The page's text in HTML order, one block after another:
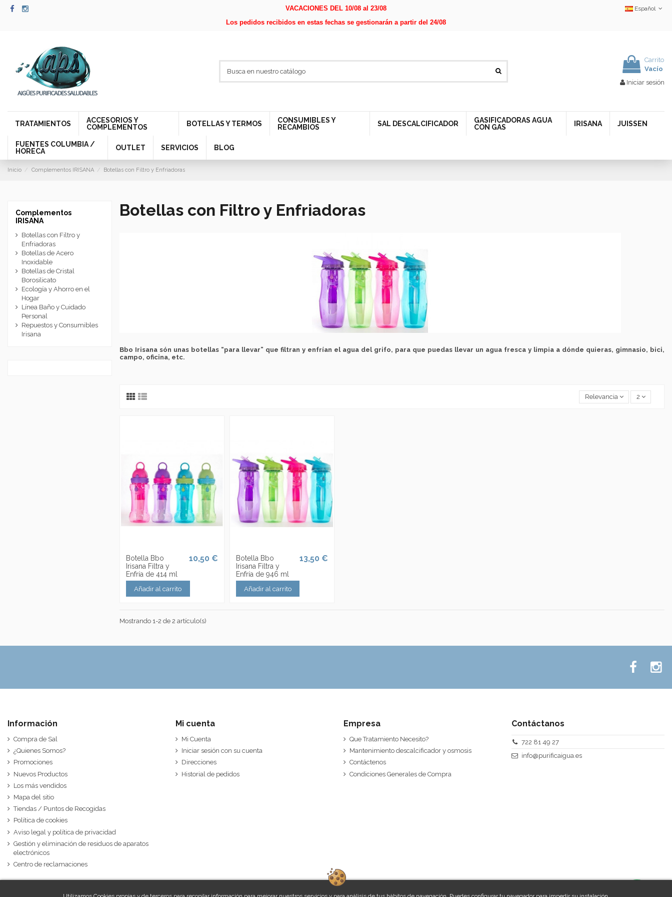
VACACIONES DEL 10/08 al 23/08
Los pedidos recibidos en estas fechas se gestionarán a partir del 24/08
Español
Carrito
Vacío
Iniciar sesión
TRATAMIENTOS
ACCESORIOS Y
COMPLEMENTOS
BOTELLAS Y TERMOS
CONSUMIBLES Y
RECAMBIOS
SAL DESCALCIFICADOR
GASIFICADORAS AGUA
CON GAS
IRISANA JUISSEN
FUENTES COLUMBIA /
HORECA
OUTLET SERVICIOS BLOG
Inicio Complementos IRISANA Botellas con Filtro y Enfriadoras
Botellas con Filtro y Enfriadoras
Bbo Irisana són unas botellas “para llevar” que filtran y enfrían el agua del grifo, para que puedas llevar un agua fresca y limpia a dónde quieras, gimnasio, bici,
campo, oficina, etc.
Relevancia 2
Botella Bbo
Irisana Filtra y
Enfría de 414 ml
10,50 €
Añadir al carrito
Botella Bbo
Irisana Filtra y
Enfría de 946 ml
13,50 €
Añadir al carrito
Mostrando 1-2 de 2 artículo(s)
Complementos
IRISANA
Botellas con Filtro y
Enfriadoras
Botellas de Acero
Inoxidable
Botellas de Cristal
Borosilicato
Ecología y Ahorro en el
Hogar
Línea Baño y Cuidado
Personal
Repuestos y Consumibles
Irisana
Información
Compra de Sal
¿Quienes Somos?
Promociones
Nuevos Productos
Los más vendidos
Mapa del sitio
Tiendas / Puntos de Recogidas
Política de cookies
Aviso legal y política de privacidad
Gestión y eliminación de residuos de aparatos
electrónicos
Centro de reclamaciones
Mi cuenta
Mi Cuenta
Iniciar sesión con su cuenta
Direcciones
Historial de pedidos
Empresa
Que Tratamiento Necesito?
Mantenimiento descalcificador y osmosis
Contáctenos
Condiciones Generales de Compra
Contáctanos
722 81 49 27
info@purificaigua.es